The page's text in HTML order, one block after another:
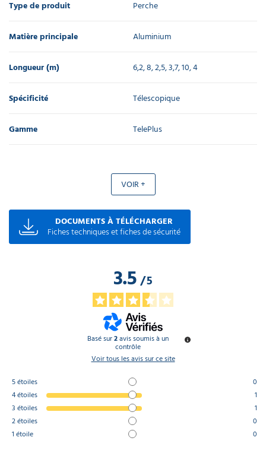
Type de produit Perche
Matière principale Aluminium
Longueur (m) 6,2, 8, 2,5, 3,7, 10, 4
Spécificité Télescopique
Gamme TelePlus
VOIR +
DOCUMENTS À TÉLÉCHARGER
Fiches techniques et fiches de sécurité
3.5/5
Basé sur2avis soumis à un
contrôle
Voir tous les avis sur ce site
5étoiles
0
4étoiles
1
3 étoiles
1
2étoiles
0
1 étoile 0